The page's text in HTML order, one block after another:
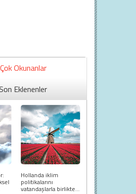
Okunanlar
Eklenenler
Hollanda iklim
politikalarını
vatandaşlarla birlikte...